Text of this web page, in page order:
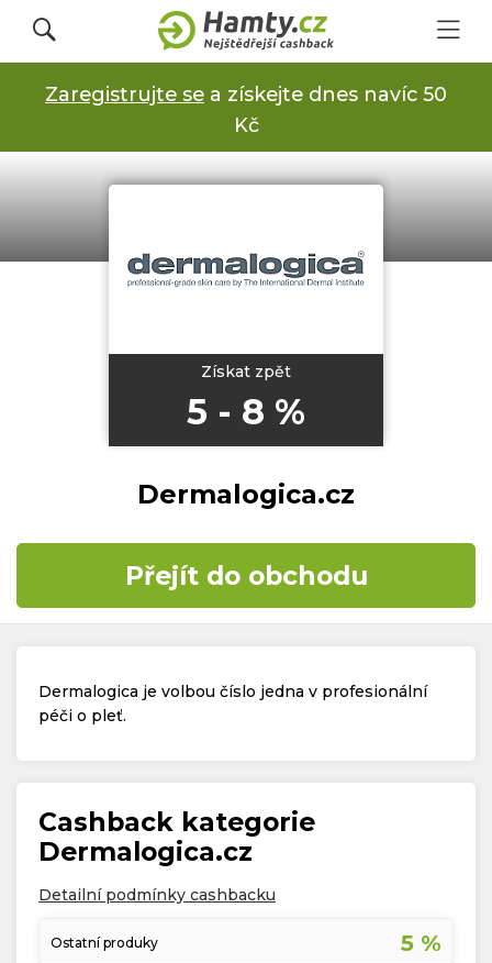
Přihlásit se
Registrovat
Obchody
Časté dotazy
Kontakt
Zaregistrujte se a získejte dnes navíc 50
Kč
Získat zpět
5 - 8 %
Dermalogica.cz
Přejít do obchodu
Dermalogica je volbou číslo jedna v profesionální
péči o pleť.
Cashback kategorie
Dermalogica.cz
Detailní podmínky cashbacku
Ostatní produky 5 %